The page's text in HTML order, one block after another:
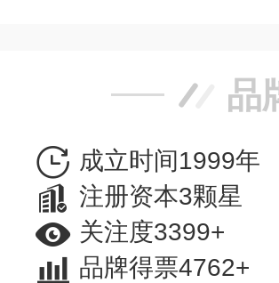
品
成立时间1999年
注册资本3颗星
关注度3399+
品牌得票4762+